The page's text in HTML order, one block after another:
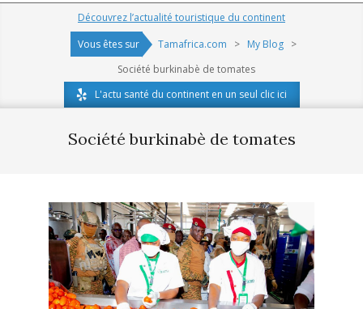
Navigation
Découvrez l’actualité touristique du continent
Vous êtes sur
Tamafrica.com > My Blog >
Société burkinabè de tomates
L'actu santé du continent en un seul clic ici
Société burkinabè de tomates